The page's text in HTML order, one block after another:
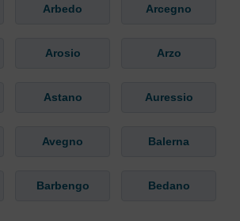
Arbedo Arcegno
Arosio Arzo
Astano Auressio
Avegno Balerna
Barbengo Bedano